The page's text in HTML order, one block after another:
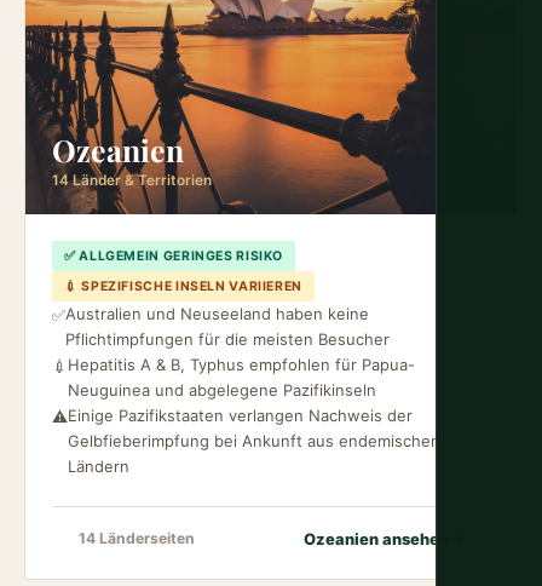
Ozeanien
14 Länder & Territorien
✅ ALLGEMEIN GERINGES RISIKO
💉 SPEZIFISCHE INSELN VARIIEREN
✅Australien und Neuseeland haben keine
Pflichtimpfungen für die meisten Besucher
💉 Hepatitis A & B, Typhus empfohlen für Papua-
Neuguinea und abgelegene Pazifikinseln
⚠️Einige Pazifikstaaten verlangen Nachweis der
Gelbfieberimpfung bei Ankunft aus endemischen
Ländern
14 Länderseiten Ozeanien ansehen